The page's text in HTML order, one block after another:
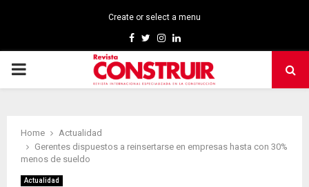
Create or select a menu
Facebook
TwitterInstagram
Linkedin
PRIMARY
Home
Actualidad
Gerentes dispuestos a reinsertarse en empresas hasta con 30%
menos de sueldo
Actualidad